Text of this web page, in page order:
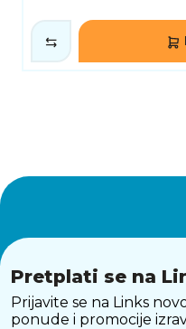
Pretplati se na
Prijavite se na Links
ponude i promocije